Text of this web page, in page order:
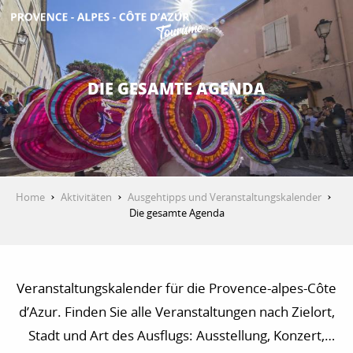
Aller
contenu
principal
ENTDECKEN
AKTIVITÄTEN
AUFENTHALT
DIE GESAMTE AGENDA
Home Aktivitäten
Ausgehtipps und Veranstaltungskalender
Die gesamte Agenda
Veranstaltungskalender für die Provence-alpes-Côte
d’Azur. Finden Sie alle Veranstaltungen nach Zielort,
Stadt und Art des Ausflugs: Ausstellung, Konzert,